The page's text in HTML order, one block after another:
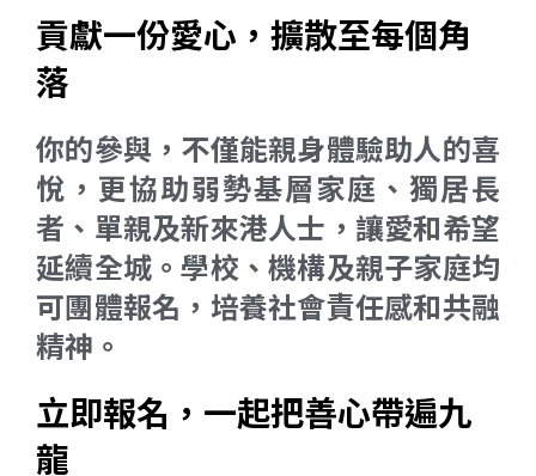
貢獻一份愛心，擴散至每個角
落
你的參與，不僅能親身體驗助人的喜
悅，更協助弱勢基層家庭、獨居長
者、單親及新來港人士，讓愛和希望
延續全城。學校、機構及親子家庭均
可團體報名，培養社會責任感和共融
精神。
立即報名，一起把善心帶遍九
龍